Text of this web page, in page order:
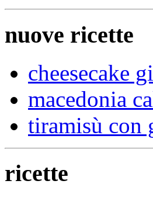
nuove ricette
cheesecake
macedonia
tiramisù con
ricette